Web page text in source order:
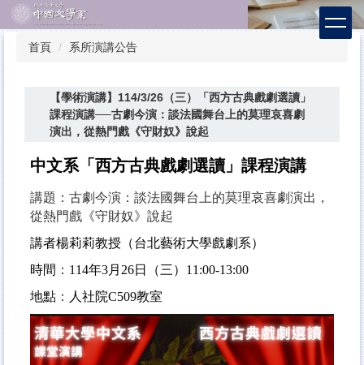
跳
到
首頁 系所演講公告
【學術演講】114/3/26（三）「西方古典戲劇選讀」
課程演講──古劇今演：談法國舞台上的莫理哀喜劇
演出，從熱門戲《守財奴》說起
中文系 「西方古典戲劇選讀」課程演講
講題：古劇今演：談法國舞台上的莫理哀喜劇演出，
從熱門戲《守財奴》說起
講者楊莉莉教授（台北藝術大學戲劇系）
時間 ： 114年3月26日（三）11:00-13:00
地點 ： 人社院C509教室